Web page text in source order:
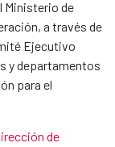
Ministerio de
a través de
Ejecutivo
y departamentos
para el
de